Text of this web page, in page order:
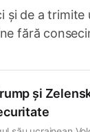
și de a trimite
fără
și